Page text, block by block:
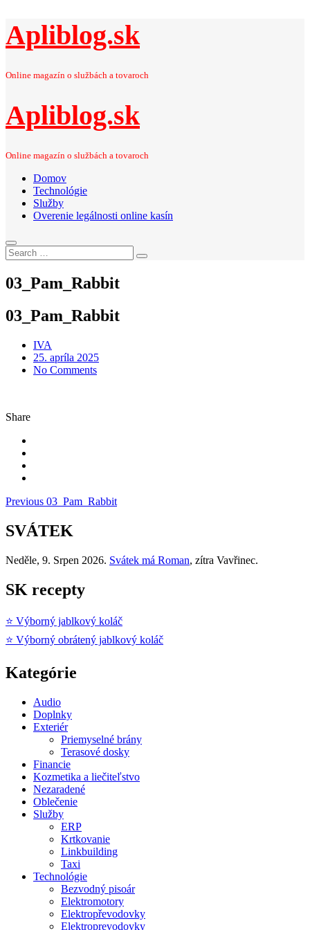
Apliblog.sk
Online magazín o službách a tovaroch
Apliblog.sk
Online magazín o službách a tovaroch
Domov
Technológie
Služby
Overenie legálnosti online kasín
Search
for:
Search
03_Pam_Rabbit
03_Pam_Rabbit
IVA
Posted
on
25. apríla 2025
No Comments
Share
Navigácia
v
článku
Previous 03_Pam_Rabbit
SVÁTEK
Neděle, 9. Srpen 2026. Svátek má Roman, zítra Vavřinec.
SK recepty
⭐ Výborný jablkový koláč
⭐ Výborný obrátený jablkový koláč
Kategórie
Audio
Doplnky
Exteriér
Priemyselné brány
Terasové dosky
Financie
Kozmetika a liečiteľstvo
Nezaradené
Oblečenie
Služby
ERP
Krtkovanie
Linkbuilding
Taxi
Technológie
Bezvodný pisoár
Elektromotory
Elektropřevodovky
Elektroprevodovky